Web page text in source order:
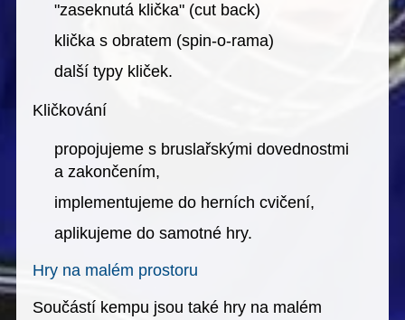
"zaseknutá klička" (cut back)
klička s obratem (spin-o-rama)
další typy kliček.
Kličkování
propojujeme s bruslařskými dovednostmi
a zakončením,
implementujeme do herních cvičení,
aplikujeme do samotné hry.
Hry na malém prostoru
Součástí kempu jsou také hry na malém